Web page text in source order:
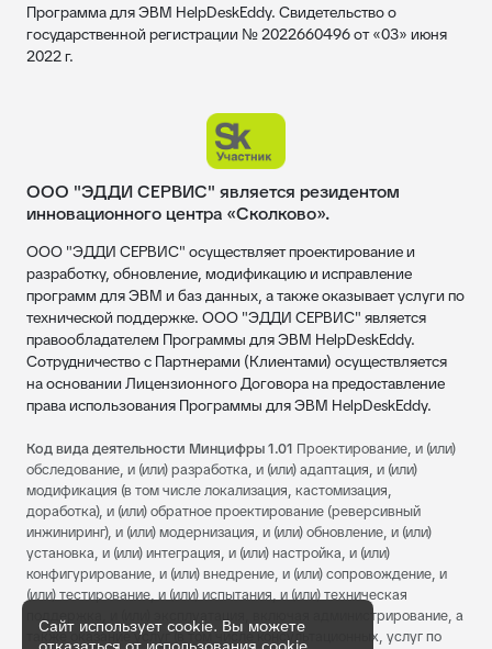
Программа для ЭВМ HelpDeskEddy. Свидетельство о
государственной регистрации № 2022660496 от «03» июня
2022 г.
ООО "ЭДДИ СЕРВИС" является резидентом
инновационного центра «Сколково».
ООО "ЭДДИ СЕРВИС" осуществляет проектирование и
разработку, обновление, модификацию и исправление
программ для ЭВМ и баз данных, а также оказывает услуги по
технической поддержке. ООО "ЭДДИ СЕРВИС" является
правообладателем Программы для ЭВМ HelpDeskEddy.
Сотрудничество с Партнерами (Клиентами) осуществляется
на основании Лицензионного Договора на предоставление
права использования Программы для ЭВМ HelpDeskEddy.
Код вида деятельности Минцифры 1.01 Проектирование, и (или)
обследование, и (или) разработка, и (или) адаптация, и (или)
модификация (в том числе локализация, кастомизация,
доработка), и (или) обратное проектирование (реверсивный
инжиниринг), и (или) модернизация, и (или) обновление, и (или)
установка, и (или) интеграция, и (или) настройка, и (или)
конфигурирование, и (или) внедрение, и (или) сопровождение, и
(или) тестирование, и (или) испытания, и (или) техническая
поддержка, и (или) эксплуатация, включая администрирование, а
также оказание услуг (в том числе консультационных, услуг по
Сайт использует cookie. Вы можете